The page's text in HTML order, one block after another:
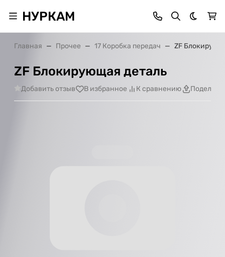
НУРКАМ Темная
Главная Прочее 17 Коробка передач ZF
ZF Блокирующая деталь
Добавить отзыв В избранное К сравнению